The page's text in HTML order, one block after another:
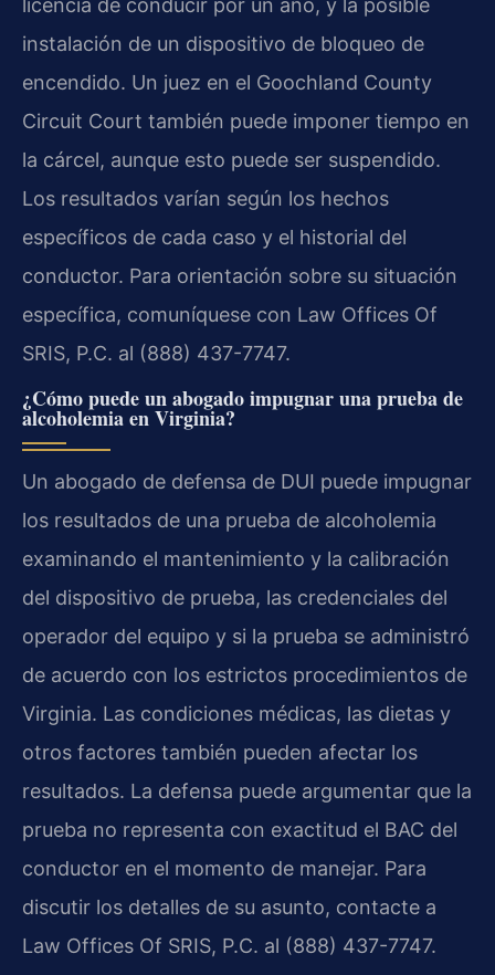
licencia de conducir por un año, y la posible
instalación de un dispositivo de bloqueo de
encendido. Un juez en el Goochland County
Circuit Court también puede imponer tiempo en
la cárcel, aunque esto puede ser suspendido.
Los resultados varían según los hechos
específicos de cada caso y el historial del
conductor. Para orientación sobre su situación
específica, comuníquese con Law Offices Of
SRIS, P.C. al (888) 437-7747.
¿Cómo puede un abogado impugnar una prueba de
alcoholemia en Virginia?
Un abogado de defensa de DUI puede impugnar
los resultados de una prueba de alcoholemia
examinando el mantenimiento y la calibración
del dispositivo de prueba, las credenciales del
operador del equipo y si la prueba se administró
de acuerdo con los estrictos procedimientos de
Virginia. Las condiciones médicas, las dietas y
otros factores también pueden afectar los
resultados. La defensa puede argumentar que la
prueba no representa con exactitud el BAC del
conductor en el momento de manejar. Para
discutir los detalles de su asunto, contacte a
Law Offices Of SRIS, P.C. al (888) 437-7747.